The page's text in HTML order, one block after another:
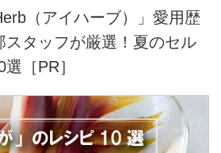
（アイハーブ）」愛用歴
スタッフが厳選！夏のセル
［PR］